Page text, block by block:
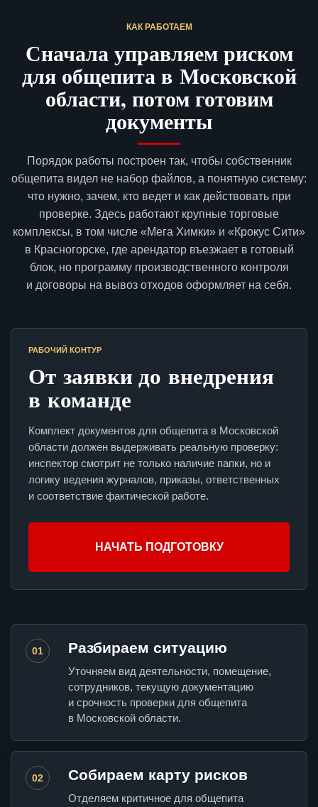
КАК РАБОТАЕМ
Сначала управляем риском
для общепита в Московской
области, потом готовим
документы
Порядок работы построен так, чтобы собственник
общепита видел не набор файлов, а понятную систему:
что нужно, зачем, кто ведет и как действовать при
проверке. Здесь работают крупные торговые
комплексы, в том числе «Мега Химки» и «Крокус Сити»
в Красногорске, где арендатор въезжает в готовый
блок, но программу производственного контроля
и договоры на вывоз отходов оформляет на себя.
РАБОЧИЙ КОНТУР
От заявки до внедрения
в команде
Комплект документов для общепита в Московской
области должен выдерживать реальную проверку:
инспектор смотрит не только наличие папки, но и
логику ведения журналов, приказы, ответственных
и соответствие фактической работе.
НАЧАТЬ ПОДГОТОВКУ
01 Разбираем ситуацию
Уточняем вид деятельности, помещение,
сотрудников, текущую документацию
и срочность проверки для общепита
в Московской области.
02 Собираем карту рисков
Отделяем критичное для общепита